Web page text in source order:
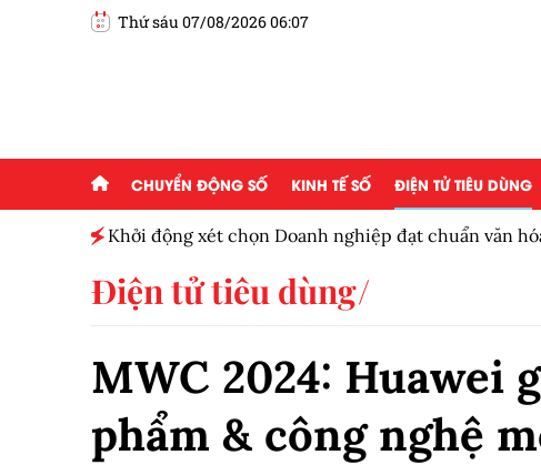
Thứ sáu 07/08/2026 06:07
CHUYỂN ĐỘNG SỐ KINH TẾ SỐ ĐIỆN TỬ TIÊU DÙNG
Khởi động xét chọn Doanh nghiệp đạt chuẩn văn
Điện tử tiêu dùng
MWC 2024: Huawei
phẩm & công nghệ